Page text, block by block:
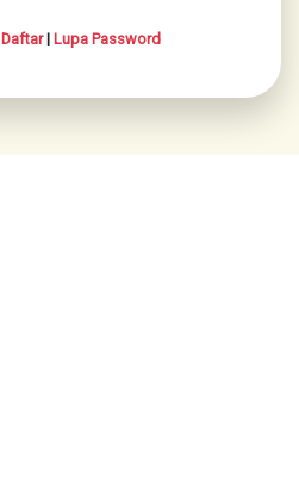
Daftar| Lupa Password